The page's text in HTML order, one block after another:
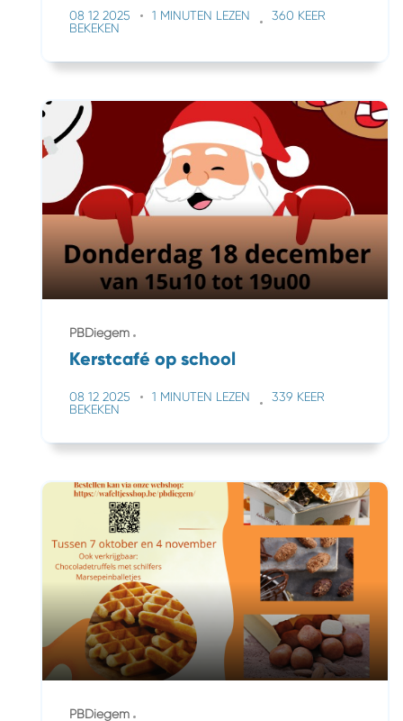
08 12 2025 1 MINUTEN LEZEN
360 KEER
BEKEKEN
PBDiegem
Kerstcafé op school
08 12 2025 1 MINUTEN LEZEN
339 KEER
BEKEKEN
PBDiegem